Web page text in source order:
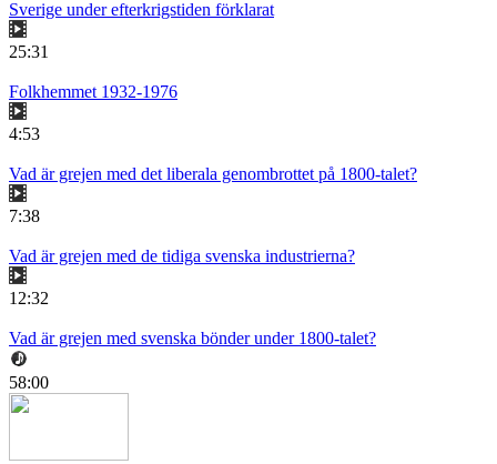
Sverige under efterkrigstiden förklarat
25:31
Folkhemmet 1932-1976
4:53
Vad är grejen med det liberala genombrottet på 1800-talet?
7:38
Vad är grejen med de tidiga svenska industrierna?
12:32
Vad är grejen med svenska bönder under 1800-talet?
58:00